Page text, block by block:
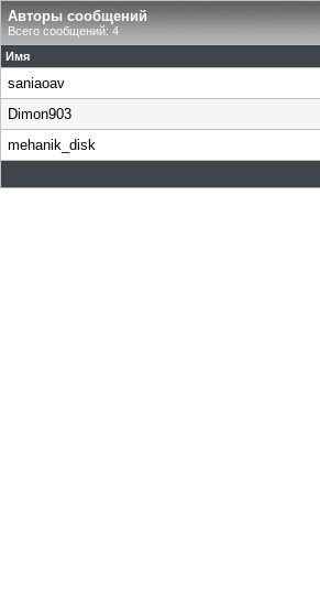
Авторы сообщений
Всего сообщений: 4
Имя
saniaoav
Dimon903
mehanik_disk